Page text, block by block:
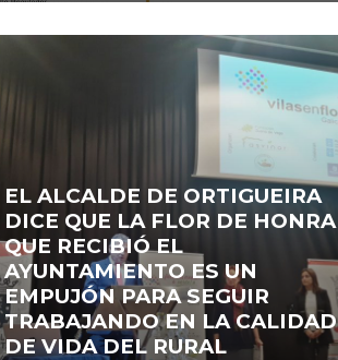
EL ALCALDE DE ORTIGUEIRA
DICE QUE LA FLOR DE HONRA
QUE RECIBIÓ EL
AYUNTAMIENTO ES UN
EMPUJÓN PARA SEGUIR
TRABAJANDO EN LA CALIDAD
DE VIDA DEL RURAL